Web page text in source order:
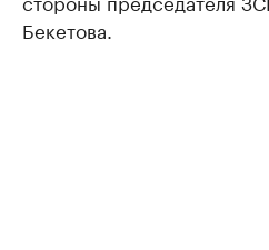
Бекетова.